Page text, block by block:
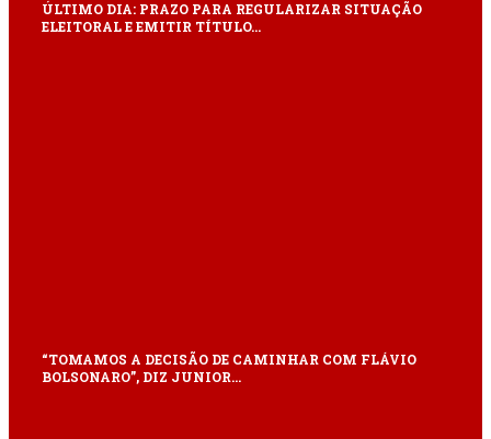
ÚLTIMO DIA: PRAZO PARA REGULARIZAR SITUAÇÃO
ELEITORAL E EMITIR TÍTULO…
“TOMAMOS A DECISÃO DE CAMINHAR COM FLÁVIO
BOLSONARO”, DIZ JUNIOR…